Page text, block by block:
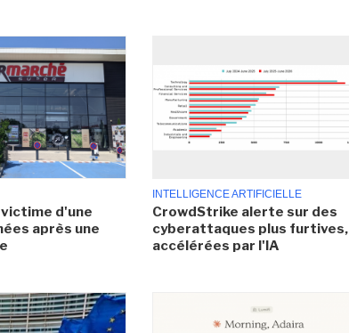
d'une
après une
INTELLIGENCE ARTIFICIELLE
CrowdStrike alerte sur des
cyberattaques plus furtives,
accélérées par l'IA